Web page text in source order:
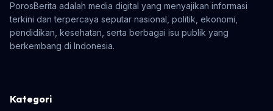
PorosBerita adalah media digital yang menyajikan informasi
terkini dan terpercaya seputar nasional, politik, ekonomi,
pendidikan, kesehatan, serta berbagai isu publik yang
berkembang di Indonesia.
Kategori